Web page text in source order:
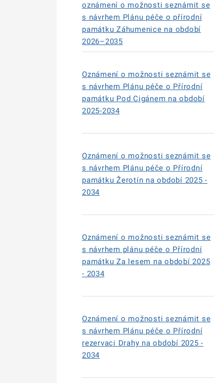
oznámení o možnosti seznámit se
s návrhem Plánu péče o přírodní
památku Záhumenice na období
2026–2035
Oznámení o možnosti seznámit se
s návrhem Plánu péče o Přírodní
památku Pod Cigánem na období
2025-2034
Oznámení o možnosti seznámit se
s návrhem Plánu péče o Přírodní
památku Žerotín na období 2025 -
2034
Oznámení o možnosti seznámit se
s návrhem plánu péče o Přírodní
památku Za lesem na období 2025
- 2034
Oznámení o možnosti seznámit se
s návrhem Plánu péče o Přírodní
rezervaci Drahy na období 2025 -
2034